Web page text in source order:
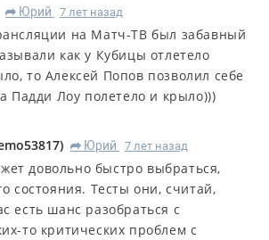
R Юрий 7 лет назад
на Матч-ТВ был забавный
как у Кубицы отлетело
то Алексей Попов позволил себе
Падди Лоу полетело и крыло)))
) R Юрий 7 лет назад
довольно быстро выбраться,
состояния. Тесты они, считай,
есть шанс разобраться с
то критических проблем с